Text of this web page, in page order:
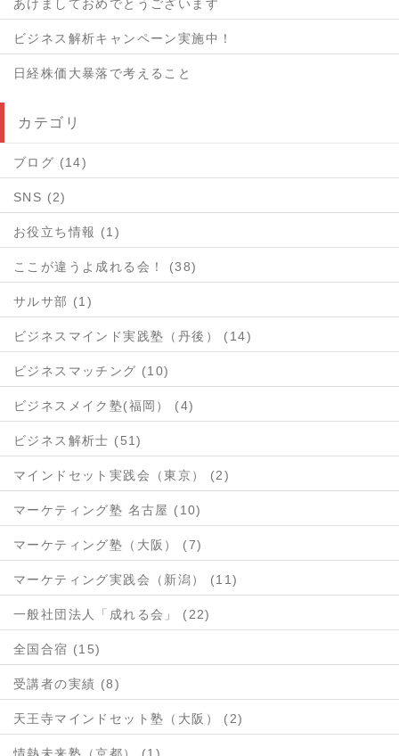
あけましておめでとうございます
ビジネス解析キャンペーン実施中！
日経株価大暴落で考えること
カテゴリ
ブログ (14)
SNS (2)
お役立ち情報 (1)
ここが違うよ成れる会！ (38)
サルサ部 (1)
ビジネスマインド実践塾（丹後） (14)
ビジネスマッチング (10)
ビジネスメイク塾(福岡） (4)
ビジネス解析士 (51)
マインドセット実践会（東京） (2)
マーケティング塾 名古屋 (10)
マーケティング塾（大阪） (7)
マーケティング実践会（新潟） (11)
一般社団法人「成れる会」 (22)
全国合宿 (15)
受講者の実績 (8)
天王寺マインドセット塾（大阪） (2)